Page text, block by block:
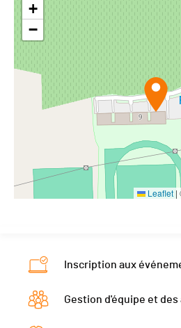
+
−
Leaflet |
Inscription aux
Gestion d'équipe et des